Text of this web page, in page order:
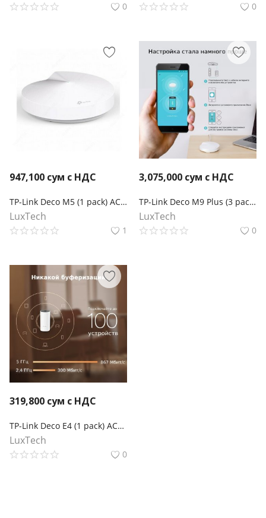
0 0
947,100 сум с НДС
TP-Link Deco M5 (1 pack) AC1300 Домашняя Mesh Wi-Fi система
LuxTech
1
3,075,000 сум с НДС
TP-Link Deco M9 Plus (3 pack) AC2200 Mesh Wi-Fi система для умного дома
LuxTech
0
319,800 сум с НДС
TP-Link Deco E4 (1 pack) AC1200 Домашняя Mesh Wi-Fi система
LuxTech
0